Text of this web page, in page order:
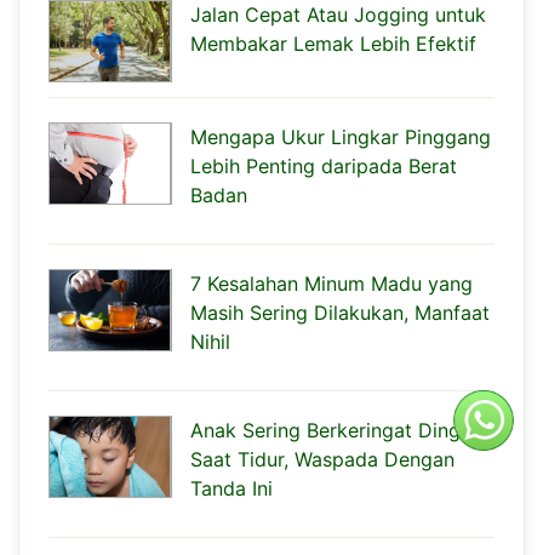
Jalan Cepat Atau Jogging untuk
Membakar Lemak Lebih Efektif
Mengapa Ukur Lingkar Pinggang
Lebih Penting daripada Berat
Badan
7 Kesalahan Minum Madu yang
Masih Sering Dilakukan, Manfaat
Nihil
Anak Sering Berkeringat Dingin
Saat Tidur, Waspada Dengan
Tanda Ini